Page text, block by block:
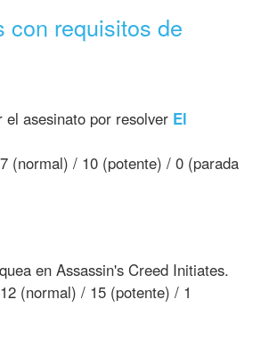
con requisitos de
el asesinato por resolver El
(normal) / 10 (potente) / 0 (parada
en Assassin's Creed Initiates.
(normal) / 15 (potente) / 1